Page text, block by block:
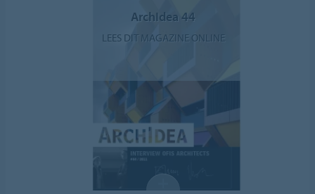
ArchIdea 44
LEES DIT MAGAZINE ONLINE